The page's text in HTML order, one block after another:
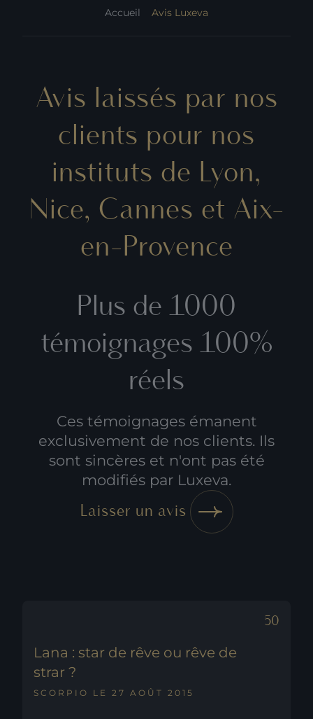
Accueil Avis Luxeva
Avis laissés par nos
clients pour nos
instituts de Lyon,
Nice, Cannes et Aix-
en-Provence
Plus de 1000
témoignages 100%
réels
Ces témoignages émanent
exclusivement de nos clients. Ils
sont sincères et n'ont pas été
modifiés par Luxeva.
Laisser un avis
Lana : star de rêve ou rêve de
strar ?
SCORPIO LE 27 AOÛT 2015